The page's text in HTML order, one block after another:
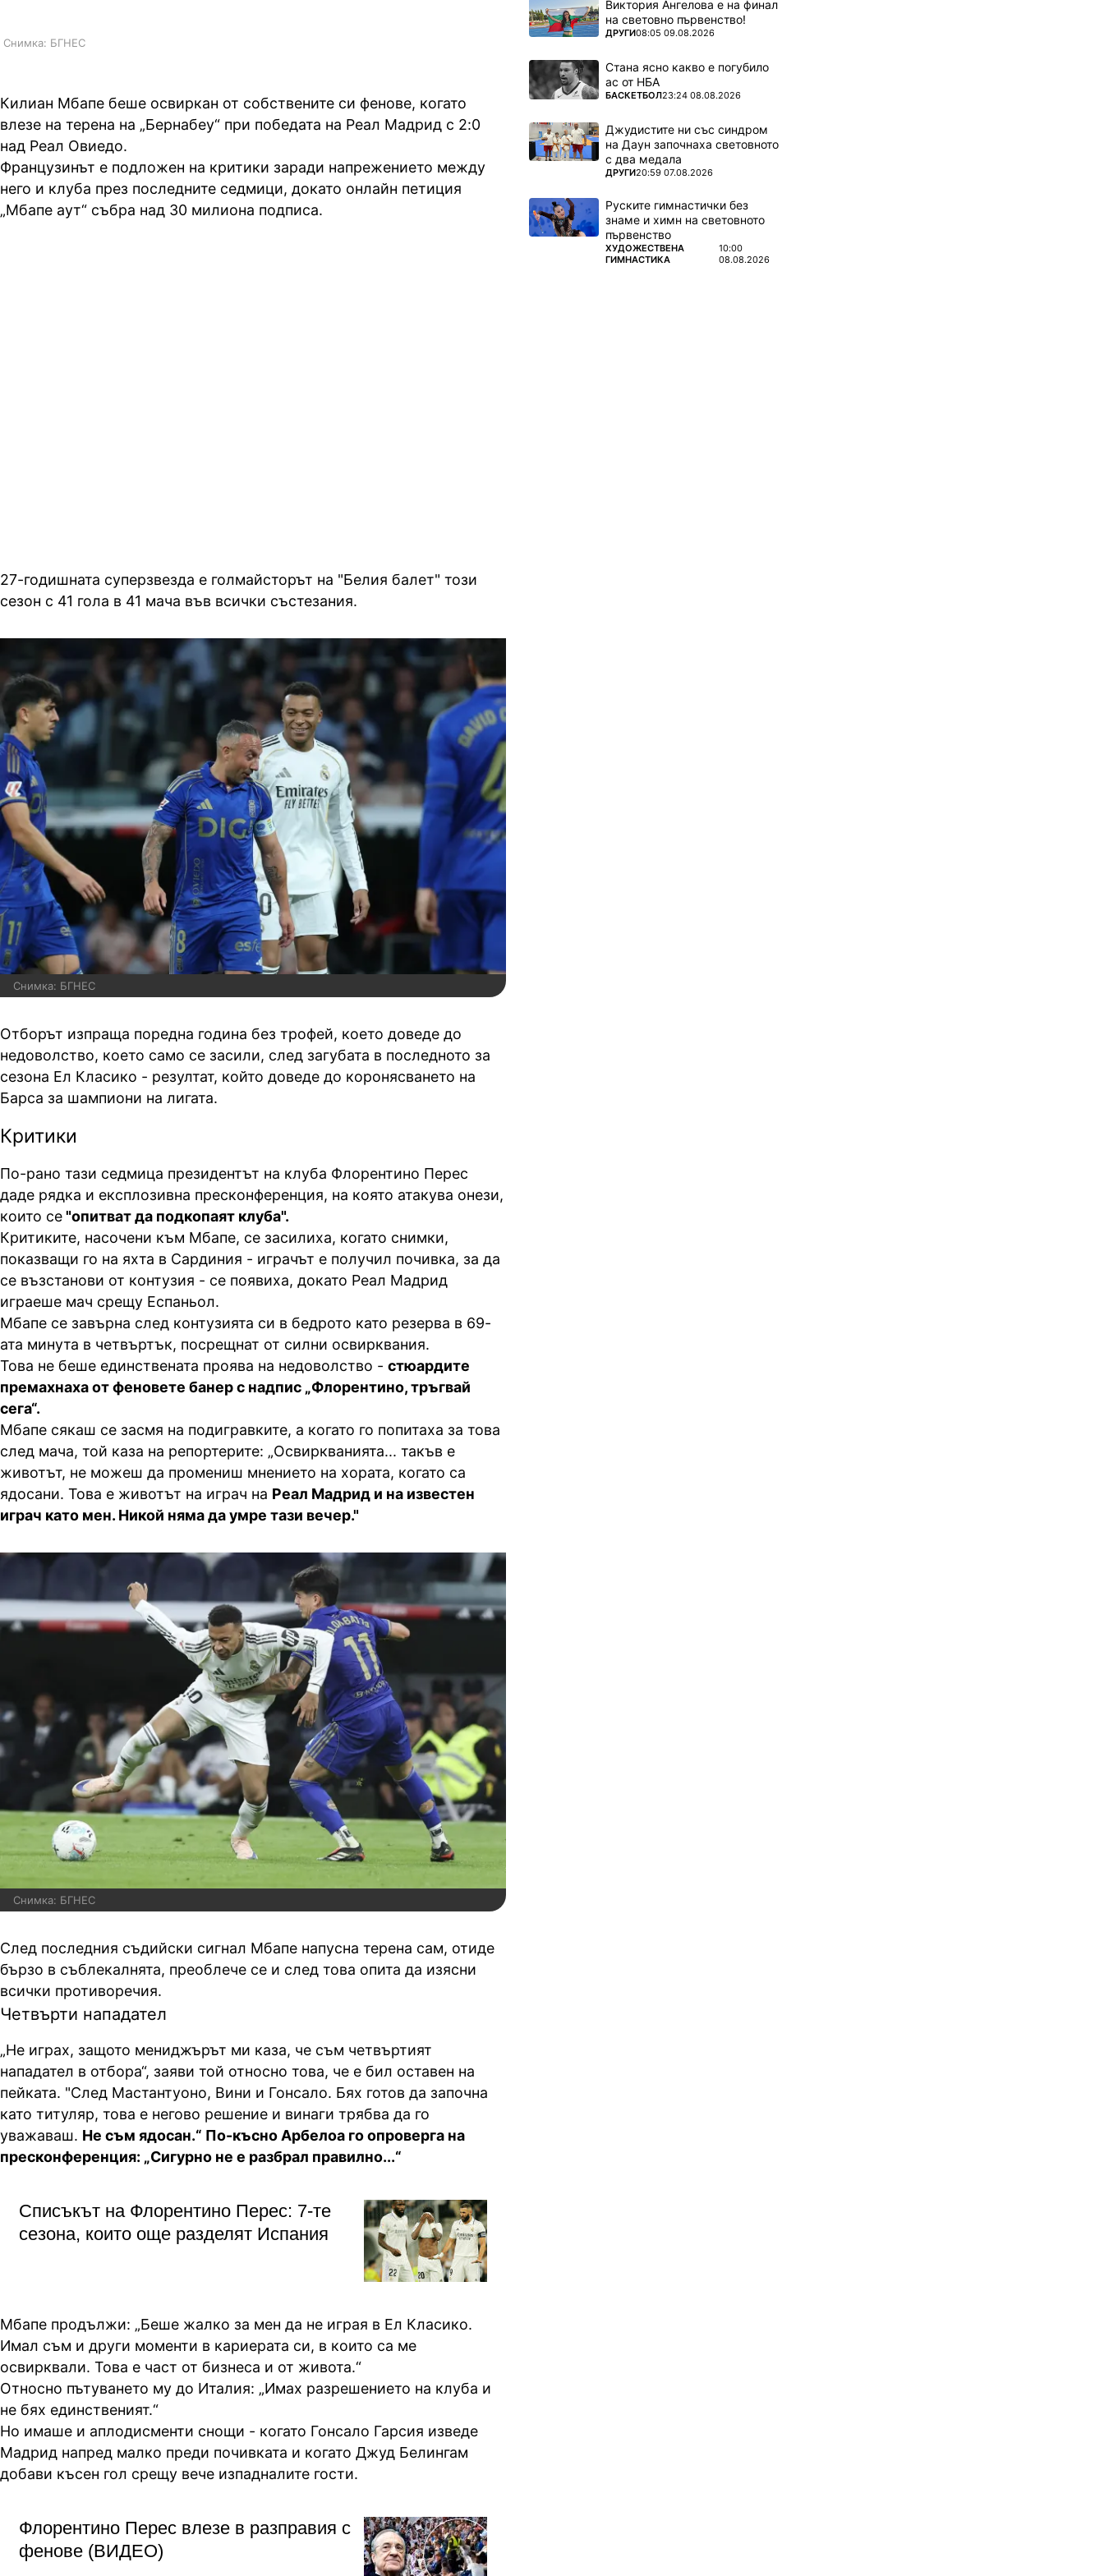
Снимка: БГНЕС
Килиан Мбапе беше освиркан от собствените си фенове, когато
влезе на терена на „Бернабеу“ при победата на Реал Мадрид с 2:0
над Реал Овиедо.
Французинът е подложен на критики заради напрежението между
него и клуба през последните седмици, докато онлайн петиция
„Мбапе аут“ събра над 30 милиона подписа.
27-годишната суперзвезда е голмайсторът на "Белия балет" този
сезон с 41 гола в 41 мача във всички състезания.
Снимка: БГНЕС
Отборът изпраща поредна година без трофей, което доведе до
недоволство, което само се засили, след загубата в последното за
сезона Ел Класико - резултат, който доведе до коронясването на
Барса за шампиони на лигата.
Критики
По-рано тази седмица президентът на клуба Флорентино Перес
даде рядка и експлозивна пресконференция, на която атакува онези,
които се"опитват да подкопаят клуба".
Критиките, насочени към Мбапе, се засилиха, когато снимки,
показващи го на яхта в Сардиния - играчът е получил почивка, за да
се възстанови от контузия - се появиха, докато Реал Мадрид
играеше мач срещу Еспаньол.
Мбапе се завърна след контузията си в бедрото като резерва в 69-
ата минута в четвъртък, посрещнат от силни освирквания.
Това не беше единствената проява на недоволство - стюардите
премахнаха от феновете банер с надпис „Флорентино, тръгвай
сега“.
Мбапе сякаш се засмя на подигравките, а когато го попитаха за това
след мача, той каза на репортерите: „Освиркванията... такъв е
животът, не можеш да промениш мнението на хората, когато са
ядосани. Това е животът на играч на Реал Мадрид и на известен
играч като мен. Никой няма да умре тази вечер."
Снимка: БГНЕС
След последния съдийски сигнал Мбапе напусна терена сам, отиде
бързо в съблекалнята, преоблече се и след това опита да изясни
всички противоречия.
Четвърти нападател
„Не играх, защото мениджърът ми каза, че съм четвъртият
нападател в отбора“, заяви той относно това, че е бил оставен на
пейката. "След Мастантуоно, Вини и Гонсало. Бях готов да започна
като титуляр, това е негово решение и винаги трябва да го
уважаваш. Не съм ядосан.“ По-късно Арбелоа го опроверга на
пресконференция: „Сигурно не е разбрал правилно...“
Списъкът на Флорентино Перес: 7-те
сезона, които още разделят Испания
Мбапе продължи: „Беше жалко за мен да не играя в Ел Класико.
Имал съм и други моменти в кариерата си, в които са ме
освирквали. Това е част от бизнеса и от живота.“
Относно пътуването му до Италия: „Имах разрешението на клуба и
не бях единственият.“
Но имаше и аплодисменти снощи - когато Гонсало Гарсия изведе
Мадрид напред малко преди почивката и когато Джуд Белингам
добави късен гол срещу вече изпадналите гости.
Флорентино Перес влезе в разправия с
фенове (ВИДЕО)
Виктория Ангелова е на финал
на световно първенство!
ПОВЕЧЕ ОТ
ДРУГИ08:05 09.08.2026
Стана ясно какво е погубило
ас от НБА
ПОВЕЧЕ ОТ
БАСКЕТБОЛ23:24 08.08.2026
Джудистите ни със синдром
на Даун започнаха световното
с два медала
ПОВЕЧЕ ОТ
ДРУГИ20:59 07.08.2026
Руските гимнастички без
знаме и химн на световното
първенство
ПОВЕЧЕ ОТ
ХУДОЖЕСТВЕНА
ГИМНАСТИКА
10:00
08.08.2026